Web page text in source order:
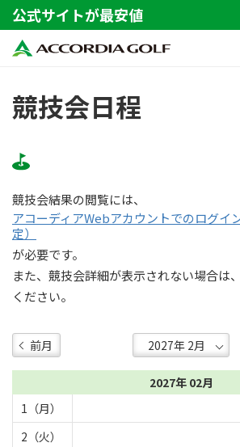
公式サイトが最安値
競技会日程
競技会結果の閲覧には、
アコーディアWebアカウントでのログイ
定）
が必要です。
また、競技会詳細が表示されない場合は
ください。
前月
2027年 02月
1（月）
2（火）